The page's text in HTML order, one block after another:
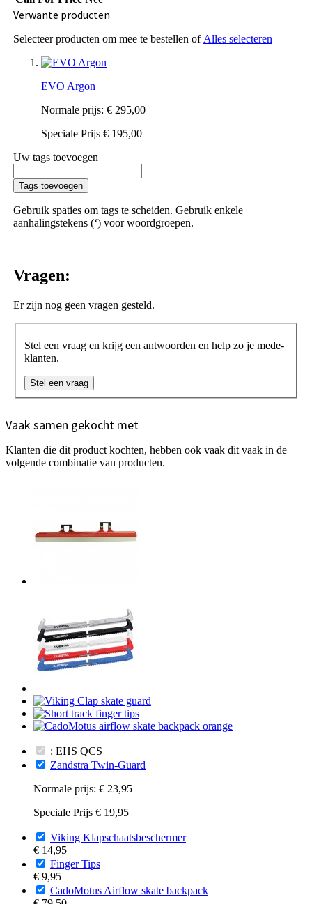
Verwante producten
Selecteer producten om mee te bestellen of Alles selecteren
EVO Argon
Normale prijs: € 295,00
Speciale Prijs € 195,00
Uw tags toevoegen
Tags toevoegen
Gebruik spaties om tags te scheiden. Gebruik enkele
aanhalingstekens (‘) voor woordgroepen.
Vragen:
Er zijn nog geen vragen gesteld.
Stel een vraag en krijg een antwoorden en help zo je mede-
klanten.
Stel een vraag
Vaak samen gekocht met
Klanten die dit product kochten, hebben ook vaak dit vaak in de
volgende combinatie van producten.
: EHS QCS
Zandstra Twin-Guard
Normale prijs: € 23,95
Speciale Prijs € 19,95
Viking Klapschaatsbeschermer
€ 14,95
Finger Tips
€ 9,95
CadoMotus Airflow skate backpack